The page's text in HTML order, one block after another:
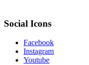
Social Icons
Facebook
Instagram
Youtube